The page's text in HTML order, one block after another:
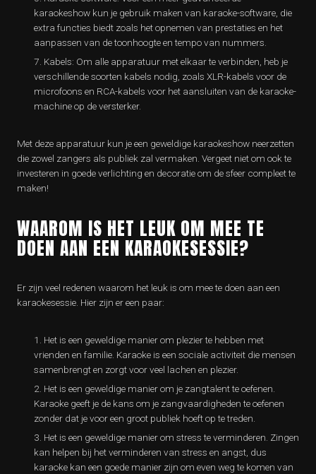
karaokeshow kun je gebruik maken van karaoke-software, die
extra functies biedt zoals het opnemen van prestaties en het
aanpassen van de toonhoogte en tempo van nummers.
Kabels: Om alle apparatuur met elkaar te verbinden, heb je
verschillende soorten kabels nodig, zoals XLR-kabels voor de
microfoons en RCA-kabels voor het aansluiten van de karaoke-
machine op de versterker.
Met deze apparatuur kun je een geweldige karaokeshow neerzetten
die zowel zangers als publiek zal vermaken. Vergeet niet om ook te
investeren in goede verlichting en decoratie om de sfeer compleet te
maken!
WAAROM IS HET LEUK OM MEE TE
DOEN AAN EEN KARAOKESESSIE?
Er zijn veel redenen waarom het leuk is om mee te doen aan een
karaokesessie. Hier zijn er een paar:
Het is een geweldige manier om plezier te hebben met
vrienden en familie. Karaoke is een sociale activiteit die mensen
samenbrengt en zorgt voor veel lachen en plezier.
Het is een geweldige manier om je zangtalent te oefenen.
Karaoke geeft je de kans om je zangvaardigheden te oefenen
zonder dat je voor een groot publiek hoeft op te treden.
Het is een geweldige manier om stress te verminderen. Zingen
kan helpen bij het verminderen van stress en angst, dus
karaoke kan een goede manier zijn om even weg te komen van